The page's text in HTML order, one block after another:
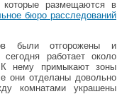
которые размещаются в
бюро расследований
были отгорожены и
работает около
К нему примыкают зоны
они отделаны довольно
комнатами украшены